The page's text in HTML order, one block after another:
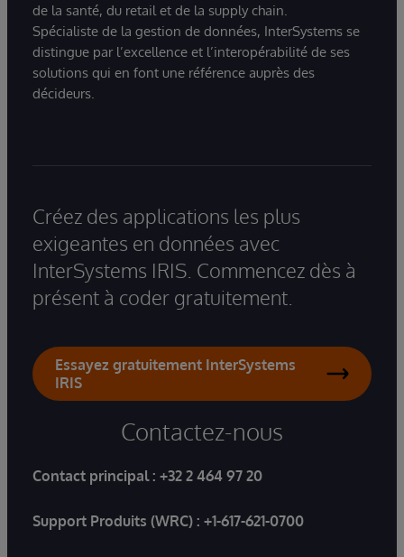
de la santé, du retail et de la supply chain.
Spécialiste de la gestion de données, InterSystems se
distingue par l’excellence et l’interopérabilité de ses
solutions qui en font une référence auprès des
décideurs.
Créez des applications les plus
exigeantes en données avec
InterSystems IRIS. Commencez dès à
présent à coder gratuitement.
Essayez gratuitement InterSystems
IRIS
Contactez-nous
Contact principal : +32 2 464 97 20
Support Produits (WRC) : +1-617-621-0700